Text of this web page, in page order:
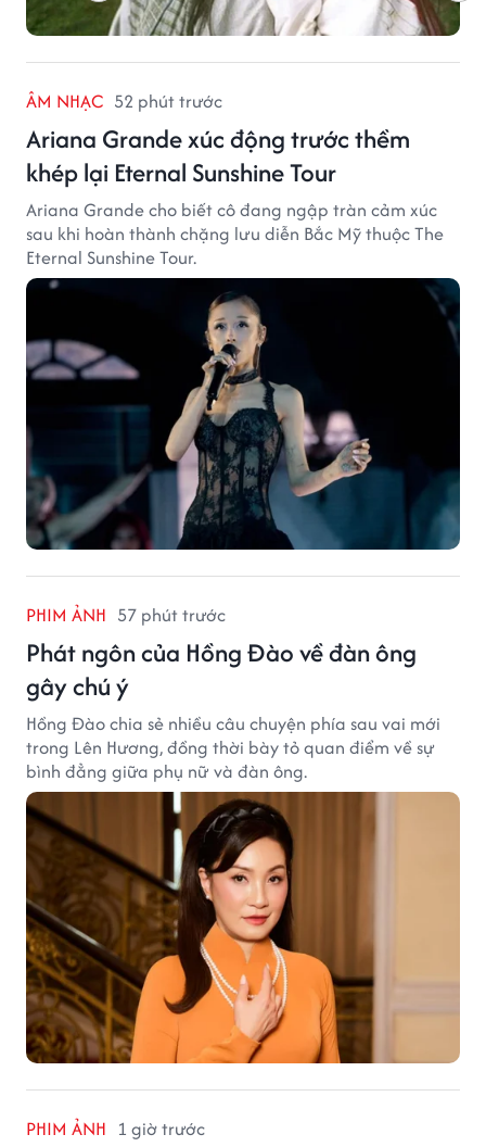
ÂM NHẠC 52 phút trước
Ariana Grande xúc động trước thềm
khép lại Eternal Sunshine Tour
Ariana Grande cho biết cô đang ngập tràn cảm xúc
sau khi hoàn thành chặng lưu diễn Bắc Mỹ thuộc The
Eternal Sunshine Tour.
PHIM ẢNH 57 phút trước
Phát ngôn của Hồng Đào về đàn ông
gây chú ý
Hồng Đào chia sẻ nhiều câu chuyện phía sau vai mới
trong Lên Hương, đồng thời bày tỏ quan điểm về sự
bình đẳng giữa phụ nữ và đàn ông.
PHIM ẢNH 1 giờ trước